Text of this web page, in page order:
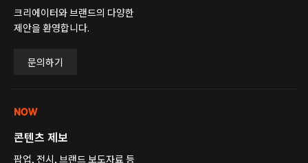
크리에이터와 브랜드의 다양한
제안을 환영합니다.
문의하기
NOW
콘텐츠 제보
팝업, 전시, 브랜드 보도자료 등